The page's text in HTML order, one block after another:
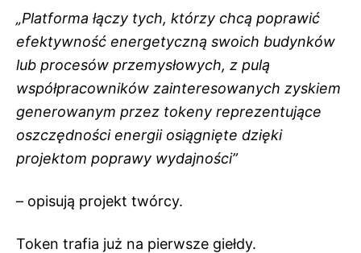
„Platforma łączy tych, którzy chcą poprawić
efektywność energetyczną swoich budynków
lub procesów przemysłowych, z pulą
współpracowników zainteresowanych zyskiem
generowanym przez tokeny reprezentujące
oszczędności energii osiągnięte dzięki
projektom poprawy wydajności”
– opisują projekt twórcy.
Token trafia już na pierwsze giełdy.